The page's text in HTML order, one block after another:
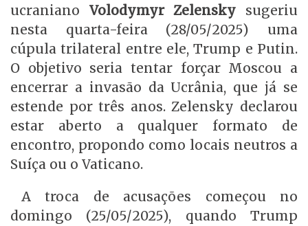
ucraniano Volodymyr Zelensky sugeriu
nesta quarta-feira (28/05/2025) uma
cúpula trilateral entre ele, Trump e Putin.
O objetivo seria tentar forçar Moscou a
encerrar a invasão da Ucrânia, que já se
estende por três anos. Zelensky declarou
estar aberto a qualquer formato de
encontro, propondo como locais neutros a
Suíça ou o Vaticano.
A troca de acusações começou no
domingo (25/05/2025), quando Trump